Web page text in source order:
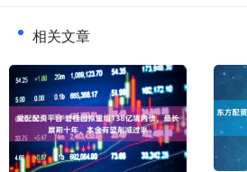
相关文章